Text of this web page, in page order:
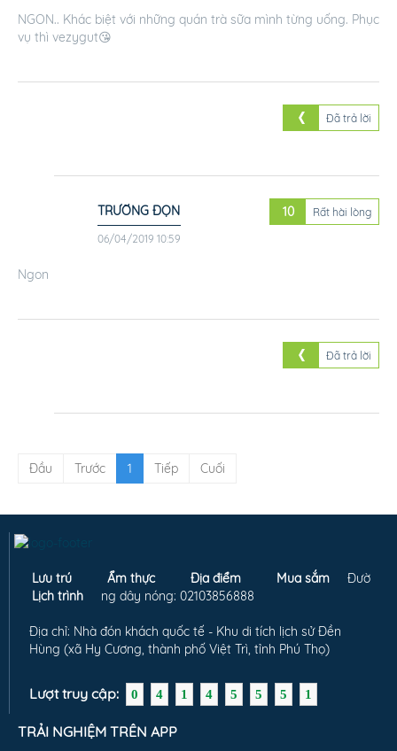
NGON.. Khác biệt với những quán trà sữa mình từng uống. Phục
vụ thì vezygut😘
Đã trả lời
TRƯỜNG ĐỌN
06/04/2019 10:59
10 Rất hài lòng
Ngon
Đã trả lời
Đầu Trước 1 Tiếp Cuối
Lưu trú Ẩm thực Địa điểm
Mua sắm
Lịch trình
Đườ
ng dây nóng: 02103856888
Địa chỉ: Nhà đón khách quốc tế - Khu di tích lịch sử Đền
Hùng (xã Hy Cương, thành phố Việt Trì, tỉnh Phú Thọ)
Lượt truy cập: 0 4 1 4 5 5 5 1
TRẢI NGHIỆM TRÊN APP